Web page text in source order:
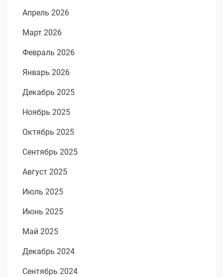
Апрель 2026
Март 2026
Февраль 2026
Январь 2026
Декабрь 2025
Ноябрь 2025
Октябрь 2025
Сентябрь 2025
Август 2025
Июль 2025
Июнь 2025
Май 2025
Декабрь 2024
Сентябрь 2024